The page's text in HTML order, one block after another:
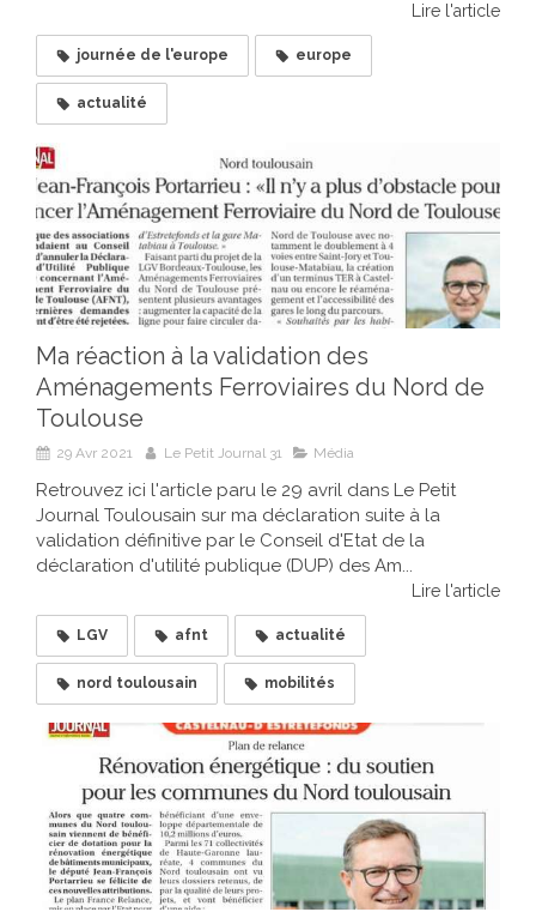
Lire l'article
journée de l'europe europe
actualité
Ma réaction à la validation des
Aménagements Ferroviaires du Nord de
Toulouse
29 Avr 2021 Le Petit Journal 31 Média
Retrouvez ici l'article paru le 29 avril dans Le Petit
Journal Toulousain sur ma déclaration suite à la
validation définitive par le Conseil d'Etat de la
déclaration d'utilité publique (DUP) des Am...
Lire l'article
LGV afnt actualité
nord toulousain mobilités